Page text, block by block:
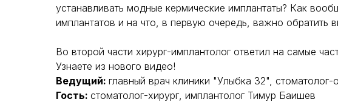
устанавливать модные кермические имплантаты? Как
имплантатов и на что, в первую очередь, важно обратить
Во второй части хирург-имплантолог ответил на самые
Узнаете из нового видео!
Ведущий: главный врач клиники "Улыбка 32",
Гость: стоматолог-хирург, имплантолог Тимур Баишев